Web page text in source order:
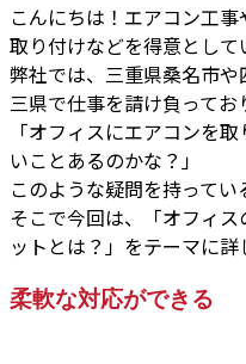
こんにちは！エアコン工
取り付けなどを得意として
弊社では、三重県桑名市
三県で仕事を請け負ってお
「オフィスにエアコンを
いことあるのかな？」
このような疑問を持ってい
そこで今回は、「オフィ
ットとは？」をテーマに詳
柔軟な対応ができる